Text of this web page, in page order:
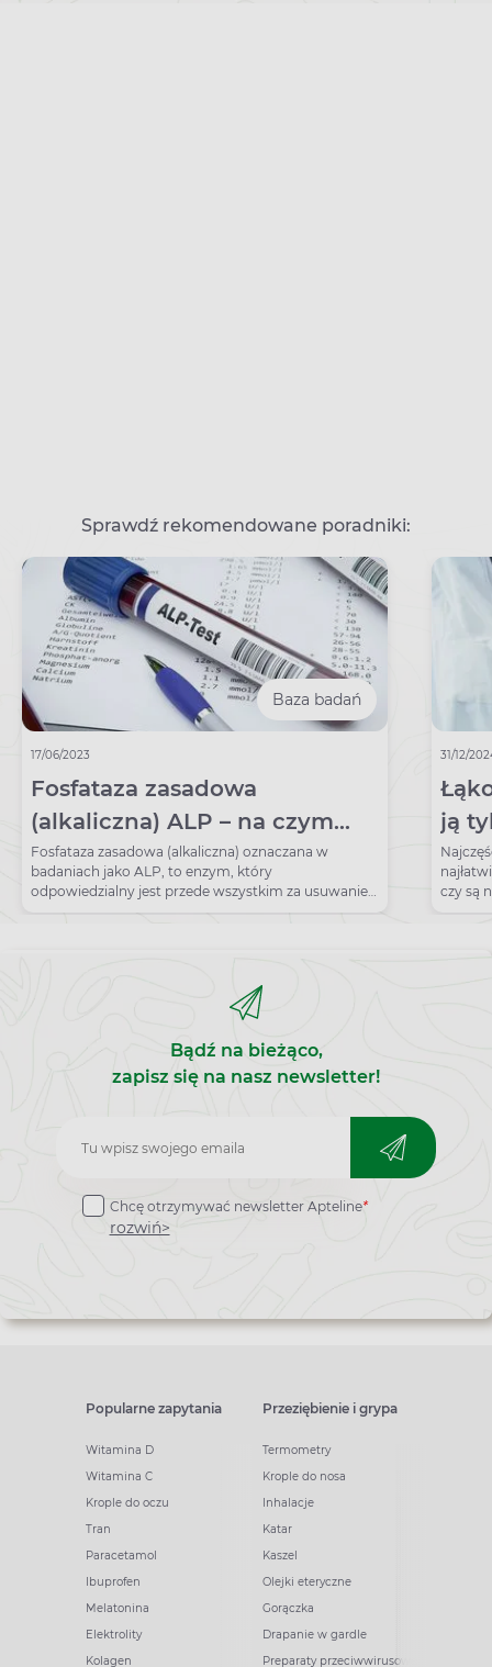
Sprawdź rekomendowane poradniki:
Baza badań
17/06/2023
Fosfataza zasadowa
(alkaliczna) ALP – na czym
polega badanie? Normy,
wskazania, przygotowanie
Fosfataza zasadowa (alkaliczna) oznaczana w
badaniach jako ALP, to enzym, który
odpowiedzialny jest przede wszystkim za usuwanie
pirofosforanów, czyli związków hamujących
schorzeniach wątroby i dróg żółciowych.
31/12/
ją
czy są
Bądź na bieżąco,
zapisz się na nasz newsletter!
Zapisz
do
newslettera
Chcę otrzymywać newsletter Apteline*
rozwiń>
Popularne zapytania
Witamina D
Witamina C
Krople do oczu
Tran
Paracetamol
Ibuprofen
Melatonina
Elektrolity
Kolagen
Przeziębienie i grypa
Termometry
Krople do nosa
Inhalacje
Katar
Kaszel
Olejki eteryczne
Gorączka
Drapanie w gardle
Preparaty przeciwwirusowe